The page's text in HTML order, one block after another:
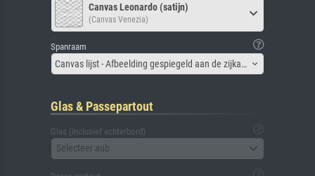
Canvas Leonardo (satijn)
(Canvas Venezia)
Spanraam
Canvas lijst - Afbeelding gespiegeld aan de zijkant
Glas & Passepartout
Glas (inclusief achterbord)
Selecteer aub